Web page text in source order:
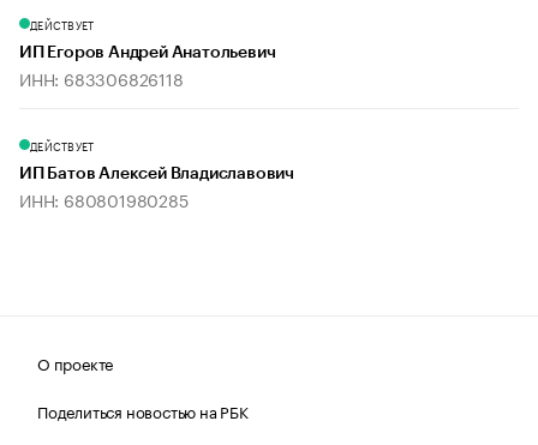
ДЕЙСТВУЕТ
ИП Егоров Андрей Анатольевич
ИНН: 683306826118
ДЕЙСТВУЕТ
ИП Батов Алексей Владиславович
ИНН: 680801980285
О проекте
Поделиться новостью на РБК